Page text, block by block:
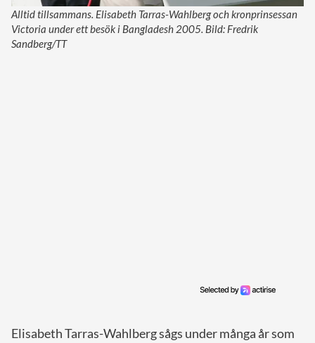
Alltid tillsammans. Elisabeth Tarras-Wahlberg och kronprinsessan
Victoria under ett besök i Bangladesh 2005. Bild: Fredrik
Sandberg/TT
Elisabeth Tarras-Wahlberg sågs under många år som